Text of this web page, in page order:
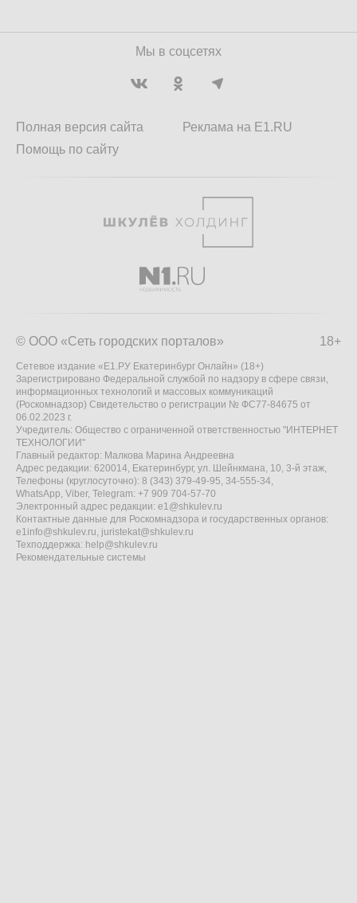
Мы в соцсетях
Полная версия сайта
Помощь по сайту
Реклама на E1.RU
18+
© ООО «Сеть городских порталов»
Сетевое издание «Е1.РУ Екатеринбург Онлайн» (18+)
Зарегистрировано Федеральной службой по надзору в сфере связи,
информационных технологий и массовых коммуникаций
(Роскомнадзор) Свидетельство о регистрации № ФС77-84675 от
06.02.2023 г.
Учредитель: Общество с ограниченной ответственностью "ИНТЕРНЕТ
ТЕХНОЛОГИИ"
Главный редактор: Малкова Марина Андреевна
Адрес редакции: 620014, Екатеринбург, ул. Шейнкмана, 10, 3-й этаж,
Телефоны (круглосуточно): 8 (343) 379-49-95, 34-555-34,
WhatsApp, Viber, Telegram: +7 909 704-57-70
Электронный адрес редакции: e1@shkulev.ru
Контактные данные для Роскомнадзора и государственных органов:
e1info@shkulev.ru, juristekat@shkulev.ru
Техподдержка: help@shkulev.ru
Рекомендательные системы